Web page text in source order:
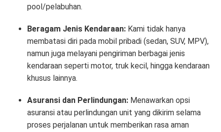
pool/pelabuhan.
Beragam Jenis Kendaraan: Kami tidak hanya
membatasi diri pada mobil pribadi (sedan, SUV, MPV),
namun juga melayani pengiriman berbagai jenis
kendaraan seperti motor, truk kecil, hingga kendaraan
khusus lainnya.
Asuransi dan Perlindungan: Menawarkan opsi
asuransi atau perlindungan unit yang dikirim selama
proses perjalanan untuk memberikan rasa aman